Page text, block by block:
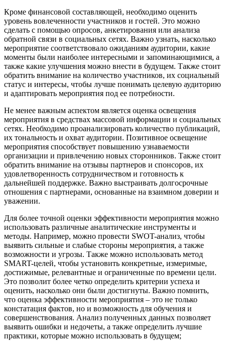
Кроме финансовой составляющей, необходимо оценить
уровень вовлеченности участников и гостей. Это можно
сделать с помощью опросов, анкетирования или анализа
обратной связи в социальных сетях. Важно узнать, насколько
мероприятие соответствовало ожиданиям аудитории, какие
моменты были наиболее интересными и запоминающимися, а
также какие улучшения можно внести в будущем. Также стоит
обратить внимание на количество участников, их социальный
статус и интересы, чтобы лучше понимать целевую аудиторию
и адаптировать мероприятия под ее потребности.
Не менее важным аспектом является оценка освещения
мероприятия в средствах массовой информации и социальных
сетях. Необходимо проанализировать количество публикаций,
их тональность и охват аудитории. Позитивное освещение
мероприятия способствует повышению узнаваемости
организации и привлечению новых сторонников. Также стоит
обратить внимание на отзывы партнеров и спонсоров, их
удовлетворенность сотрудничеством и готовность к
дальнейшей поддержке. Важно выстраивать долгосрочные
отношения с партнерами, основанные на взаимном доверии и
уважении.
Для более точной оценки эффективности мероприятия можно
использовать различные аналитические инструменты и
методы. Например, можно провести SWOT-анализ, чтобы
выявить сильные и слабые стороны мероприятия, а также
возможности и угрозы. Также можно использовать метод
SMART-целей, чтобы установить конкретные, измеримые,
достижимые, релевантные и ограниченные по времени цели.
Это позволит более четко определить критерии успеха и
оценить, насколько они были достигнуты. Важно помнить,
что оценка эффективности мероприятия – это не только
констатация фактов, но и возможность для обучения и
совершенствования. Анализ полученных данных позволяет
выявить ошибки и недочеты, а также определить лучшие
практики, которые можно использовать в будущем;